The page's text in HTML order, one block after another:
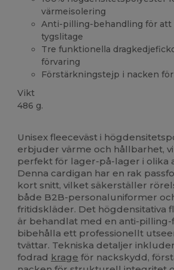
värmeisolering
Anti-pilling-behandling för att
tygslitage
Tre funktionella
förvaring
Förstärkningstejp i nacken
Vikt
486 g.
Unisex fleeceväst i
erbjuder värme och hållbarhet,
perfekt för lager-på-lager i olika
Denna cardigan har en rak
kort snitt, vilket säkerställer
både B2B-personaluniformer
fritidskläder. Det högdensitativa
är behandlat med en anti-pilling-
bibehålla ett professionellt
tvättar. Tekniska detaljer
fodrad krage för nackskydd,